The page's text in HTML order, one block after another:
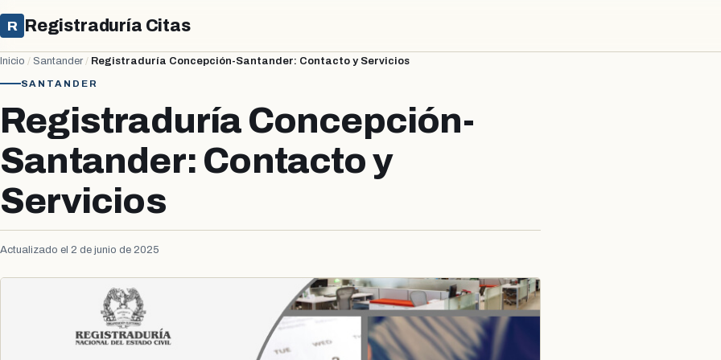
R Registraduría Citas
Inicio / Santander / Registraduría Concepción-Santander: Contacto y Servicios
SANTANDER
Registraduría Concepción-
Santander: Contacto y
Servicios
Actualizado el 2 de junio de 2025